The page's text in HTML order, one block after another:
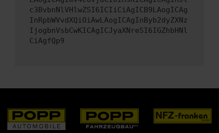
c3BvbnNlVHlwZSI6ICIiCiAgICB9LAogICAg
InRpbWVvdXQiOiAwLAogICAgInByb2dyZXNz
IjogbnVsbCwKICAgICJyaXNreSI6IGZhbHNl
CiAgfQp9